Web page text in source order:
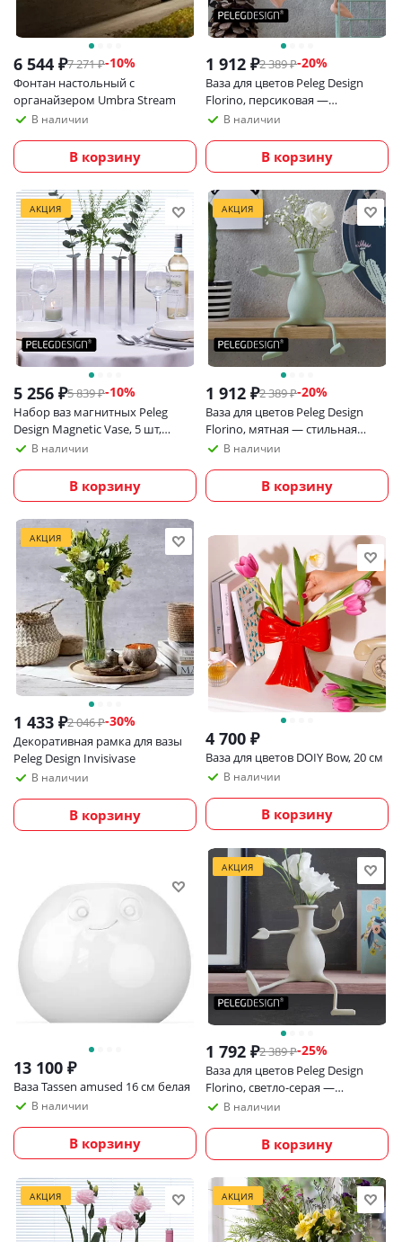
6 544 ₽7 271₽-10%
Фонтан настольный с
органайзером Umbra Stream
В наличии
В корзину
1 912 ₽2 389₽-20%
Ваза для цветов Peleg Design
Florino, персиковая —
декоративная интерьерная ваза
В наличии
В корзину
АКЦИЯ
5 256 ₽5 839₽-10%
Набор ваз магнитных Peleg
Design Magnetic Vase, 5 шт,
серебристый
В наличии
В корзину
АКЦИЯ
1 912 ₽2 389₽-20%
Ваза для цветов Peleg Design
Florino, мятная — стильная
силиконовая ваза для
В наличии
В корзину
АКЦИЯ
1 433 ₽2 046₽-30%
Декоративная рамка для вазы
Peleg Design Invisivase
В наличии
В корзину
4 700 ₽
Ваза для цветов DOIY Bow, 20 см
В наличии
В корзину
13 100 ₽
Ваза Tassen amused 16 см белая
В наличии
В корзину
АКЦИЯ
1 792 ₽2 389₽-25%
Ваза для цветов Peleg Design
Florino, светло-серая —
оригинальная декоративная
В наличии
В корзину
АКЦИЯ АКЦИЯ